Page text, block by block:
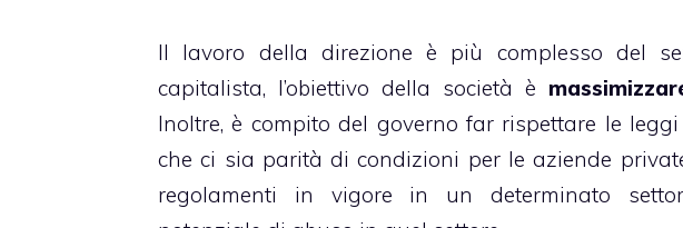
Il lavoro della direzione è più complesso del
capitalista, l’obiettivo della società è
Inoltre, è compito del governo far rispettare le
che ci sia parità di condizioni per le aziende
regolamenti in vigore in un determinato